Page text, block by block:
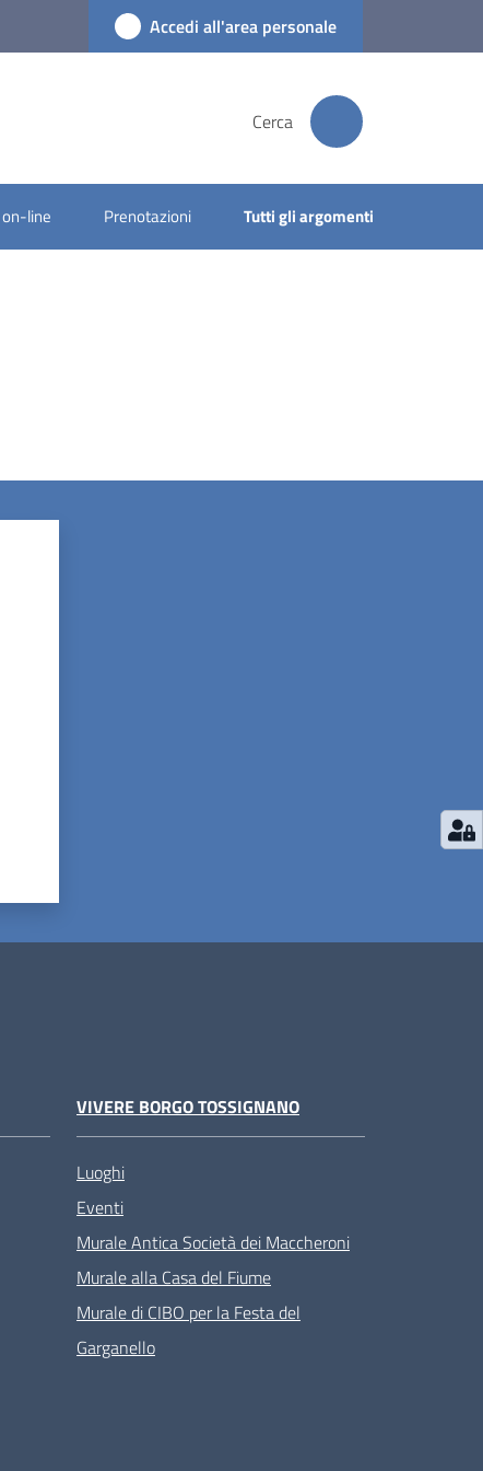
Accedi all'area personale
Cerca
line Prenotazioni Tutti gli argomenti
VIVERE BORGO TOSSIGNANO
Luoghi
Eventi
Murale Antica Società dei Maccheroni
Murale alla Casa del Fiume
Murale di CIBO per la Festa del
Garganello